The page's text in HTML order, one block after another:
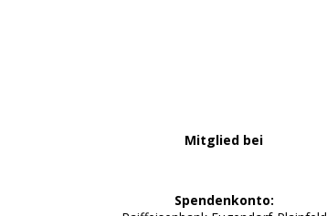
Mitglied bei
Spendenkonto: